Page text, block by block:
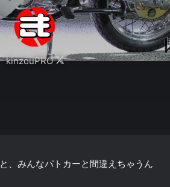
kinzouPRO
Follow
、みんなパトカーと間違えちゃうん